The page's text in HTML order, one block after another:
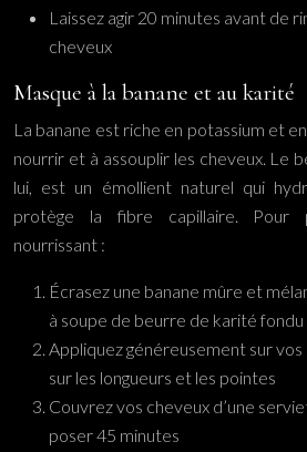
Laissez agir 20 minutes avant de
cheveux
Masque à la banane et au karité
La banane est riche en potassium et
nourrir et à assouplir les cheveux. Le
lui, est un émollient naturel qui
protège la fibre capillaire. Pour
nourrissant :
Écrasez une banane mûre et
à soupe de beurre de karité fondu
Appliquez généreusement sur
sur les longueurs et les pointes
Couvrez vos cheveux d’une
poser 45 minutes